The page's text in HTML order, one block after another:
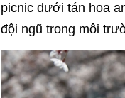
picnic dưới tán hoa
đội ngũ trong môi